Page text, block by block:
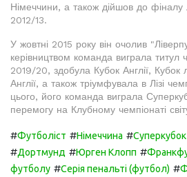
Німеччини, а також дійшов до фіналу
2012/13.
У жовтні 2015 року він очолив
керівництвом команда виграла титул
2019/20, здобула Кубок Англії, Кубок
Англії, а також тріумфувала в Лізі
цього, його команда виграла
перемогу на Клубному чемпіонаті
#Футболіст #Німеччина #
#Дортмунд #Юрген Клопп #
футболу #Серія пенальті (футбол) #